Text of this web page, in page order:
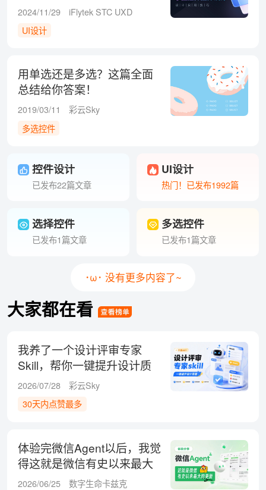
2024/11/29
iFlytek STC UXD
UI设计
用单选还是多选？这篇全面
总结给你答案！
2019/03/11
彩云Sky
多选控件
控件设计
已发布22篇文章
UI设计
热门！已发布1992篇
选择控件
已发布1篇文章
多选控件
已发布1篇文章
･ω･ 没有更多内容了~
大家都在看
我养了一个设计评审专家
Skill，帮你一键提升设计质
量！
2026/07/28
彩云Sky
30天内点赞最多
体验完微信Agent以后，我觉
得这就是微信有史以来最大
的更新
2026/06/25
数字生命卡兹克